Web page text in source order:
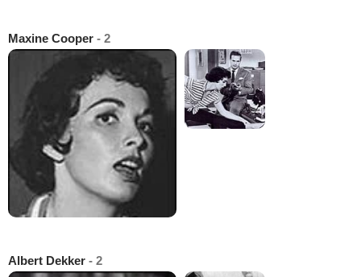
Maxine Cooper - 2
Albert Dekker - 2